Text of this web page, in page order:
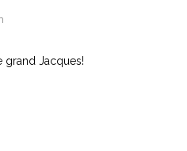
grand Jacques!